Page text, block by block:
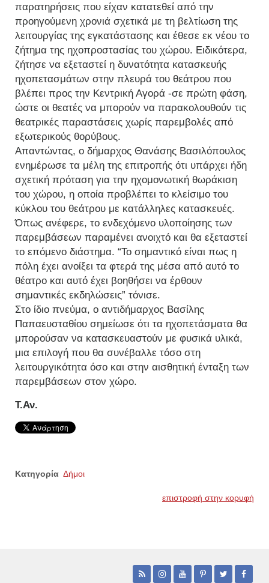
παρατηρήσεις που είχαν κατατεθεί από την
προηγούμενη χρονιά σχετικά με τη βελτίωση της
λειτουργίας της εγκατάστασης και έθεσε εκ νέου το
ζήτημα της ηχοπροστασίας του χώρου. Ειδικότερα,
ζήτησε να εξεταστεί η δυνατότητα κατασκευής
ηχοπετασμάτων στην πλευρά του θεάτρου που
βλέπει προς την Κεντρική Αγορά -σε πρώτη φάση,
ώστε οι θεατές να μπορούν να παρακολουθούν τις
θεατρικές παραστάσεις χωρίς παρεμβολές από
εξωτερικούς θορύβους.
Απαντώντας, ο δήμαρχος Θανάσης Βασιλόπουλος
ενημέρωσε τα μέλη της επιτροπής ότι υπάρχει ήδη
σχετική πρόταση για την ηχομονωτική θωράκιση
του χώρου, η οποία προβλέπει το κλείσιμο του
κύκλου του θεάτρου με κατάλληλες κατασκευές.
Όπως ανέφερε, το ενδεχόμενο υλοποίησης των
παρεμβάσεων παραμένει ανοιχτό και θα εξεταστεί
το επόμενο διάστημα. “Το σημαντικό είναι πως η
πόλη έχει ανοίξει τα φτερά της μέσα από αυτό το
θέατρο και αυτό έχει βοηθήσει να έρθουν
σημαντικές εκδηλώσεις” τόνισε.
Στο ίδιο πνεύμα, ο αντιδήμαρχος Βασίλης
Παπαευσταθίου σημείωσε ότι τα ηχοπετάσματα θα
μπορούσαν να κατασκευαστούν με φυσικά υλικά,
μια επιλογή που θα συνέβαλλε τόσο στη
λειτουργικότητα όσο και στην αισθητική ένταξη των
παρεμβάσεων στον χώρο.
Τ.Αν.
Κατηγορία Δήμοι
επιστροφή στην κορυφή